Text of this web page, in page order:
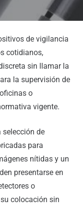
de vigilancia
cotidianos,
sin llamar la
la supervisión de
o
vigente.
selección de
para
nítidas y un
presentarse en
o
colocación sin